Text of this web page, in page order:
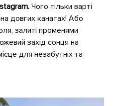
Чого тільки варті
довгих канатах! Або
залиті променями
захід сонця на
для незабутніх та